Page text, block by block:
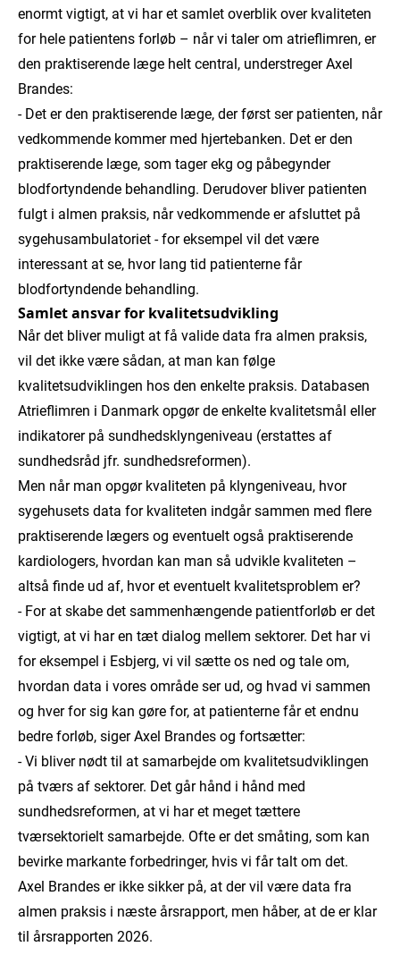
enormt vigtigt, at vi har et samlet overblik over kvaliteten
for hele patientens forløb – når vi taler om atrieflimren, er
den praktiserende læge helt central, understreger Axel
Brandes:
- Det er den praktiserende læge, der først ser patienten, når
vedkommende kommer med hjertebanken. Det er den
praktiserende læge, som tager ekg og påbegynder
blodfortyndende behandling. Derudover bliver patienten
fulgt i almen praksis, når vedkommende er afsluttet på
sygehusambulatoriet - for eksempel vil det være
interessant at se, hvor lang tid patienterne får
blodfortyndende behandling.
Samlet ansvar for kvalitetsudvikling
Når det bliver muligt at få valide data fra almen praksis,
vil det ikke være sådan, at man kan følge
kvalitetsudviklingen hos den enkelte praksis. Databasen
Atrieflimren i Danmark opgør de enkelte kvalitetsmål eller
indikatorer på sundhedsklyngeniveau (erstattes af
sundhedsråd jfr. sundhedsreformen).
Men når man opgør kvaliteten på klyngeniveau, hvor
sygehusets data for kvaliteten indgår sammen med flere
praktiserende lægers og eventuelt også praktiserende
kardiologers, hvordan kan man så udvikle kvaliteten –
altså finde ud af, hvor et eventuelt kvalitetsproblem er?
- For at skabe det sammenhængende patientforløb er det
vigtigt, at vi har en tæt dialog mellem sektorer. Det har vi
for eksempel i Esbjerg, vi vil sætte os ned og tale om,
hvordan data i vores område ser ud, og hvad vi sammen
og hver for sig kan gøre for, at patienterne får et endnu
bedre forløb, siger Axel Brandes og fortsætter:
- Vi bliver nødt til at samarbejde om kvalitetsudviklingen
på tværs af sektorer. Det går hånd i hånd med
sundhedsreformen, at vi har et meget tættere
tværsektorielt samarbejde. Ofte er det småting, som kan
bevirke markante forbedringer, hvis vi får talt om det.
Axel Brandes er ikke sikker på, at der vil være data fra
almen praksis i næste årsrapport, men håber, at de er klar
til årsrapporten 2026.